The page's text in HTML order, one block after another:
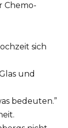
Chemo-
sich
und
bedeuten.”